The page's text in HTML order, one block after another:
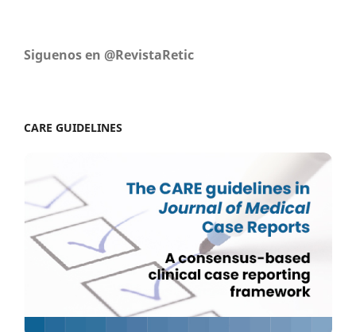
Siguenos en @RevistaRetic
CARE GUIDELINES